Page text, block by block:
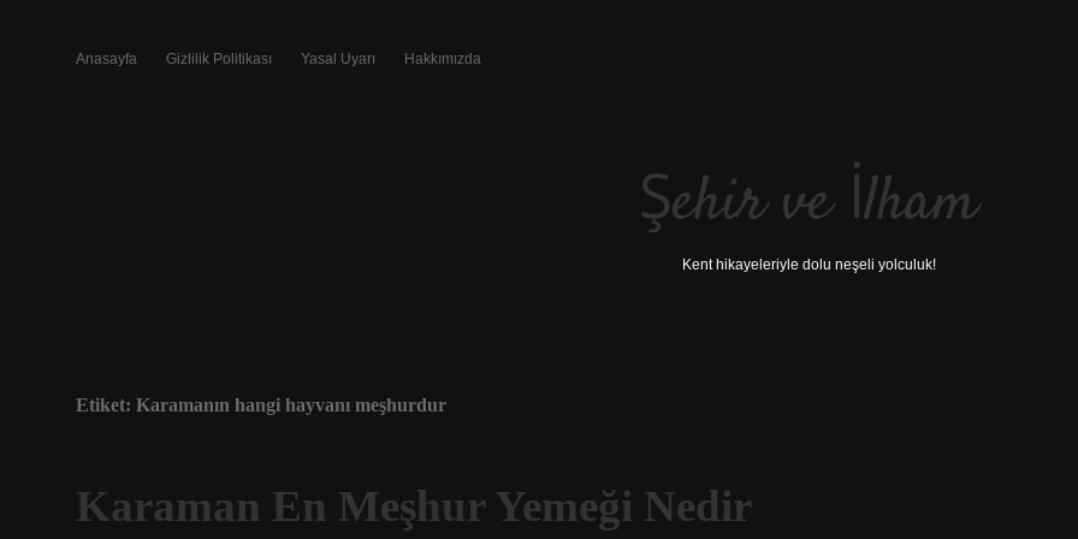
Anasayfa Gizlilik Politikası Yasal Uyarı Hakkımızda
Şehir ve İlham
Kent hikayeleriyle dolu neşeli yolculuk!
Etiket: Karamanın hangi hayvanı meşhurdur
Karaman En Meşhur Yemeği Nedir